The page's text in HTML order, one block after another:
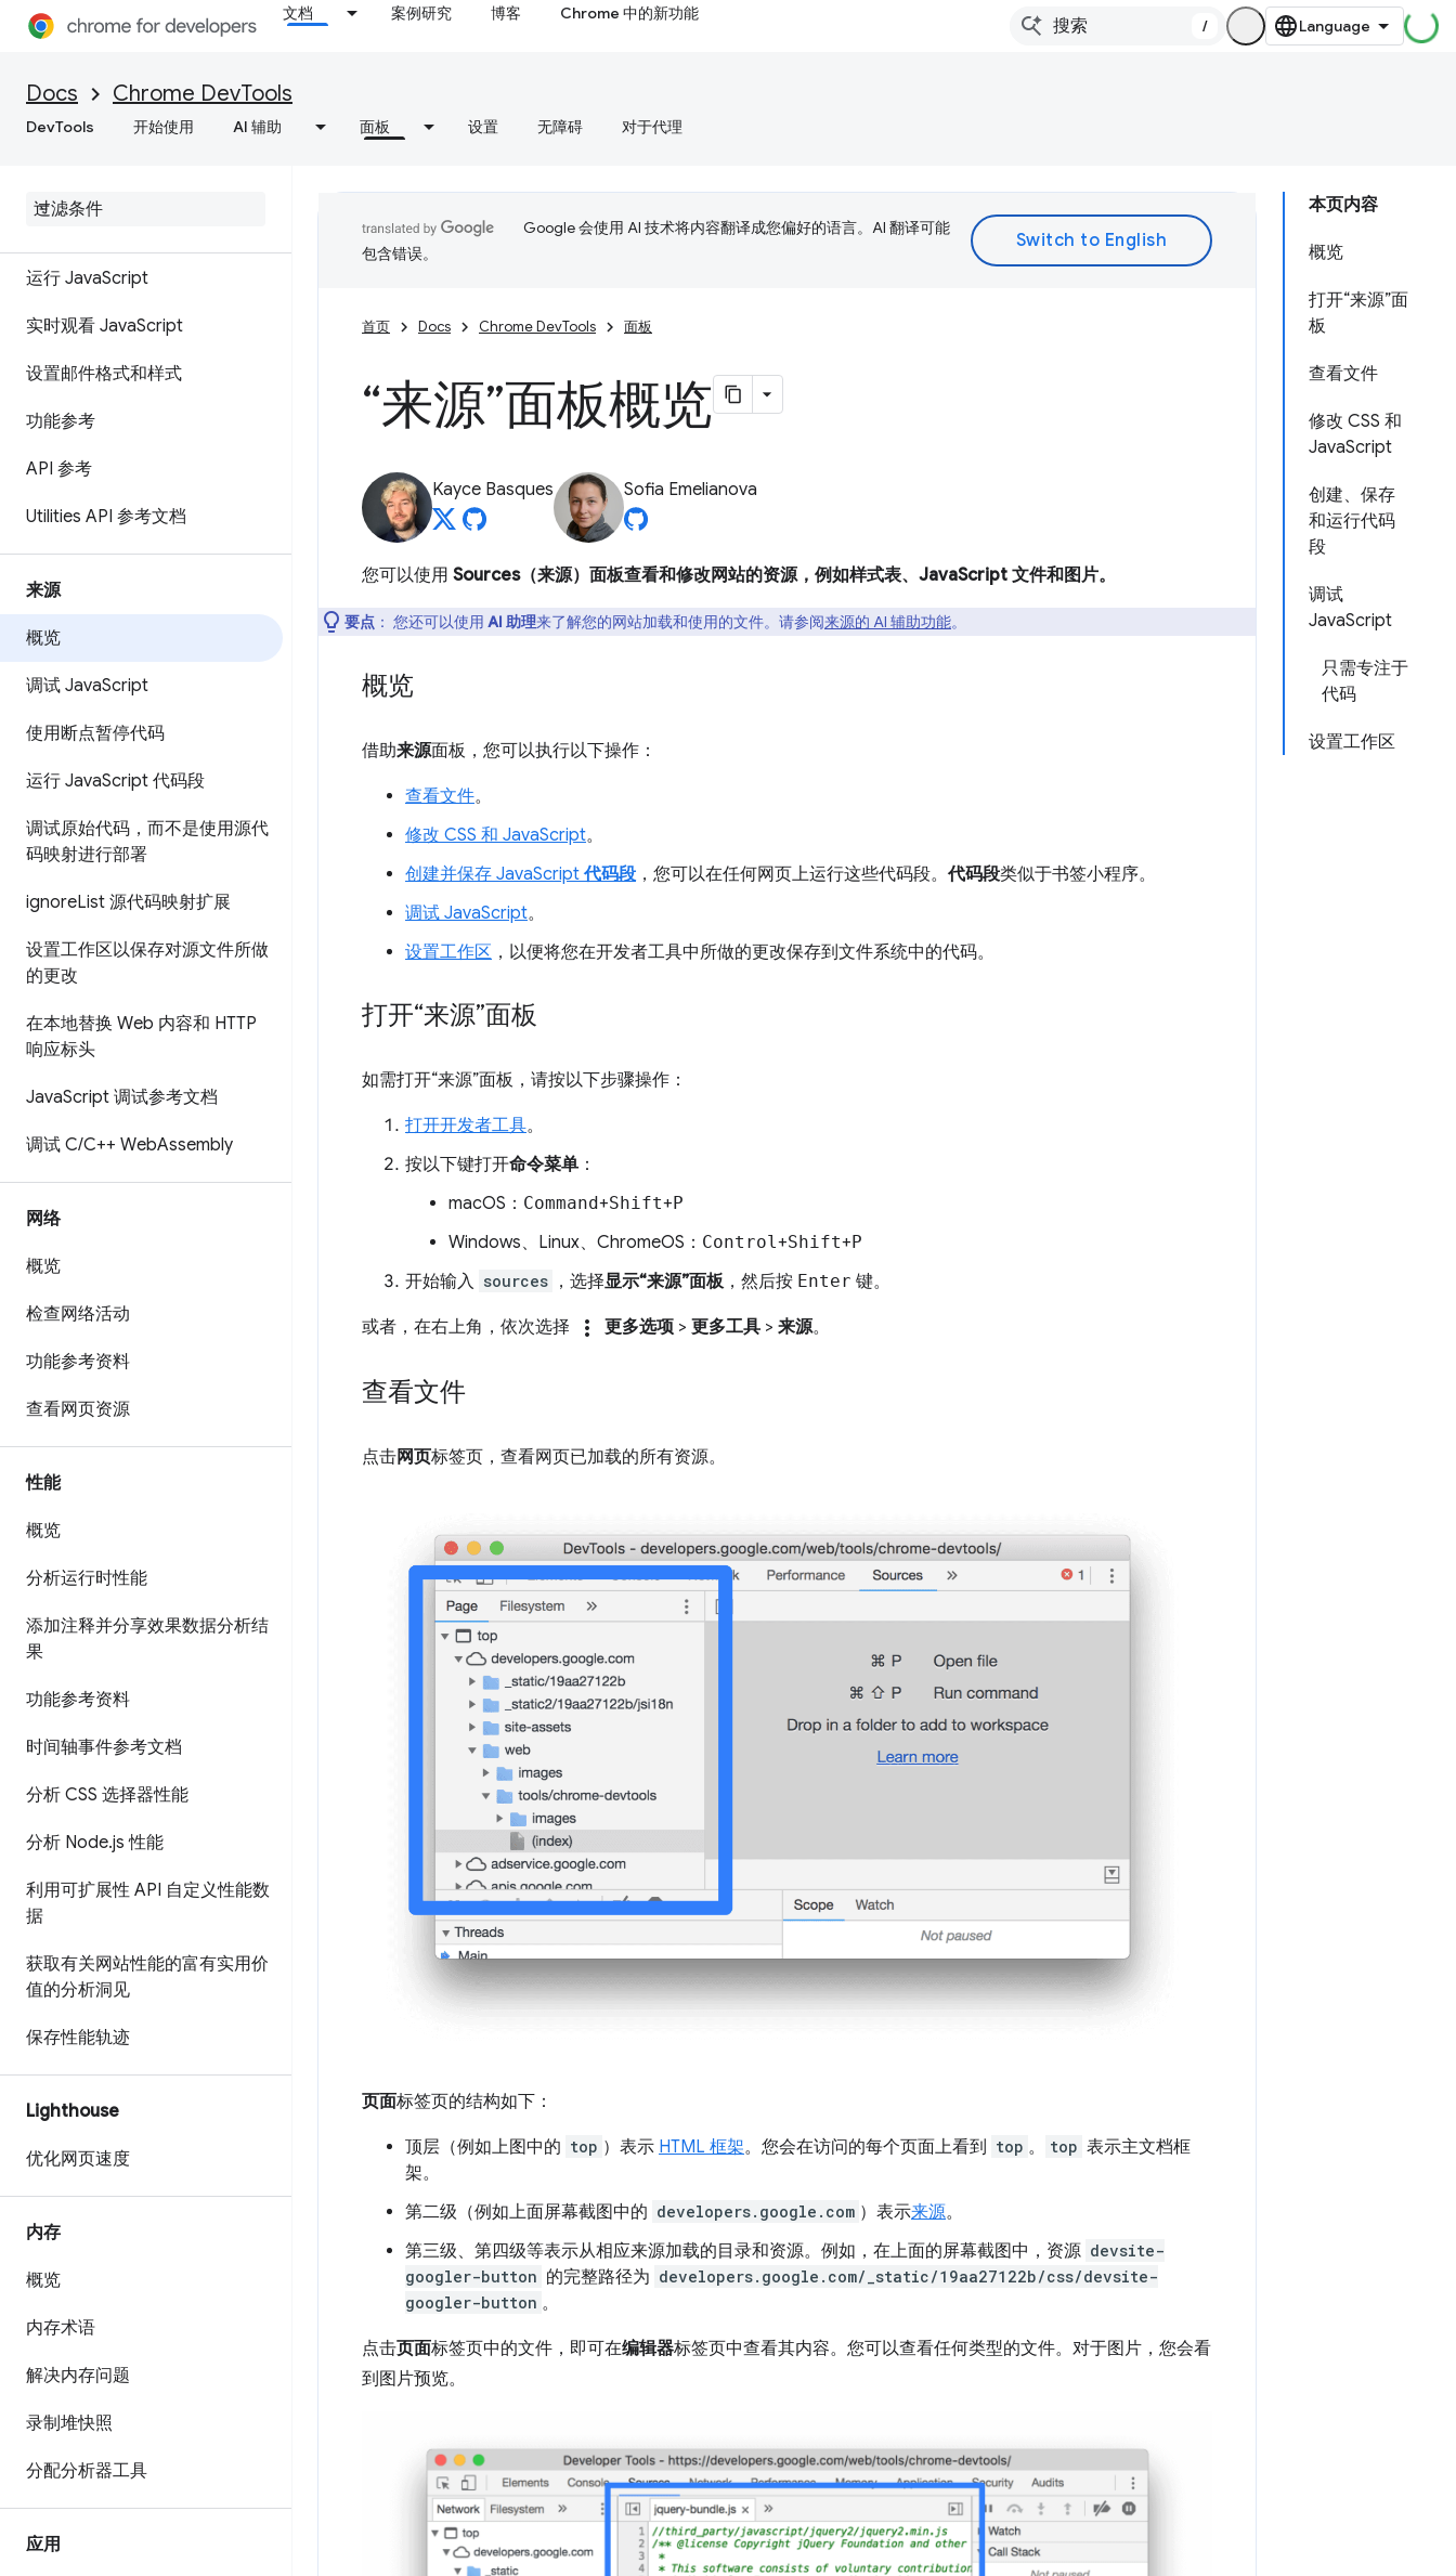
文档 案例研究 博客 Chrome 中的新功能
/
Docs Chrome DevTools
DevTools 开始使用 AI 辅助 面板 设置 无障碍 对于代理
概览
运行 JavaScript
实时观看 JavaScript
设置邮件格式和样式
功能参考
API 参考
Utilities API 参考文档
来源
概览
调试 JavaScript
使用断点暂停代码
运行 JavaScript 代码段
调试原始代码，而不是使用源代
码映射进行部署
ignoreList 源代码映射扩展
设置工作区以保存对源文件所做
的更改
在本地替换 Web 内容和 HTTP
响应标头
JavaScript 调试参考文档
调试 C/C++ WebAssembly
网络
概览
检查网络活动
功能参考资料
查看网页资源
性能
概览
分析运行时性能
添加注释并分享效果数据分析结
果
功能参考资料
时间轴事件参考文档
分析 CSS 选择器性能
分析 Node.js 性能
利用可扩展性 API 自定义性能数
据
获取有关网站性能的富有实用价
值的分析洞见
保存性能轨迹
Lighthouse
优化网页速度
内存
概览
内存术语
解决内存问题
录制堆快照
分配分析器工具
应用
本页内容
概览
打开“来源”面
板
查看文件
修改 CSS 和
JavaScript
创建、保存
和运行代码
段
调试
JavaScript
只需专注于
代码
设置工作区
Google 会使用 AI 技术将内容翻译成您偏好的语言。AI 翻译可能
包含错误。
首页 Docs Chrome DevTools 面板
“来源”面板概览
Kayce Basques Sofia Emelianova
您可以使用 Sources（来源）面板查看和修改网站的资源，例如样式表、JavaScript 文件和图片。
要点 ： 您还可以使用 AI 助理来了解您的网站加载和使用的文件。请参阅来源的 AI 辅助功能。
概览
借助来源面板，您可以执行以下操作：
查看文件。
修改 CSS 和 JavaScript。
创建并保存 JavaScript 代码段，您可以在任何网页上运行这些代码段。 代码段类似于书签小程序。
调试 JavaScript。
设置工作区 ，以便将您在开发者工具中所做的更改保存到文件系统中的代码。
打开“来源”面板
如需打开“来源”面板，请按以下步骤操作：
打开开发者工具。
按以下键打开命令菜单 ：
macOS： Command+Shift+P
Windows、Linux、ChromeOS： Control+Shift+P
开始输入 sources ，选择显示“来源”面板，然后按 Enter 键。
或者，在右上角，依次选择 more_vert 更多选项 > 更多工具 > 来源。
查看文件
点击网页标签页，查看网页已加载的所有资源。
页面标签页的结构如下：
顶层（例如上图中的 top ）表示 HTML 框架。您会在访问的每个页面上看到 top 。 top 表示主文档框
架。
第二级（例如上面屏幕截图中的 developers.google.com ）表示来源。
第三级、第四级等表示从相应来源加载的目录和资源。例如，在上面的屏幕截图中，资源 devsite-
googler-button 的完整路径为 developers.google.com/_static/19aa27122b/css/devsite-
googler-button 。
点击页面标签页中的文件，即可在编辑器标签页中查看其内容。您可以查看任何类型的文件。对于图片，您会看
到图片预览。